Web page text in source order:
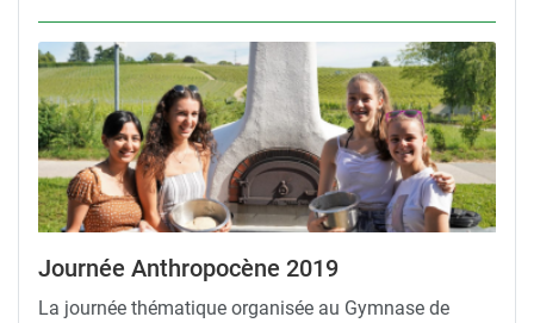
Journée Anthropocène 2019
La journée thématique organisée au Gymnase de